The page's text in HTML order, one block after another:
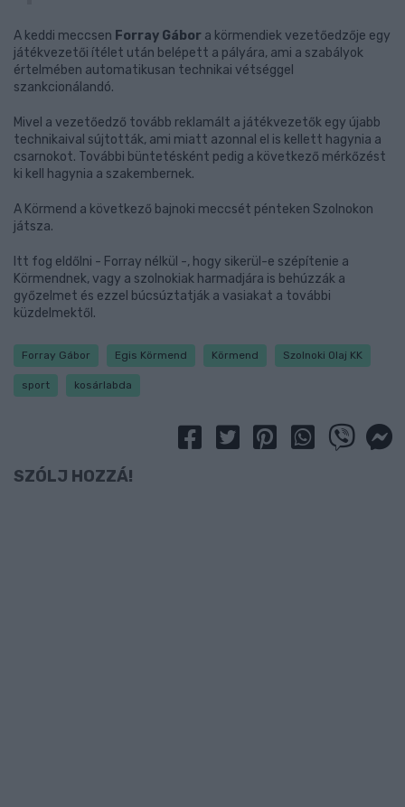
A keddi meccsen Forray Gábor a körmendiek vezetőedzője egy
játékvezetői ítélet után belépett a pályára, ami a szabályok
értelmében automatikusan technikai vétséggel
szankcionálandó.
Mivel a vezetőedző tovább reklamált a játékvezetők egy újabb
technikaival sújtották, ami miatt azonnal el is kellett hagynia a
csarnokot. További büntetésként pedig a következő mérkőzést
ki kell hagynia a szakembernek.
A Körmend a következő bajnoki meccsét pénteken Szolnokon
játsza.
Itt fog eldőlni - Forray nélkül -, hogy sikerül-e szépítenie a
Körmendnek, vagy a szolnokiak harmadjára is behúzzák a
győzelmet és ezzel búcsúztatják a vasiakat a további
küzdelmektől.
Forray Gábor Egis Körmend Körmend Szolnoki Olaj KK
sport kosárlabda
SZÓLJ HOZZÁ!